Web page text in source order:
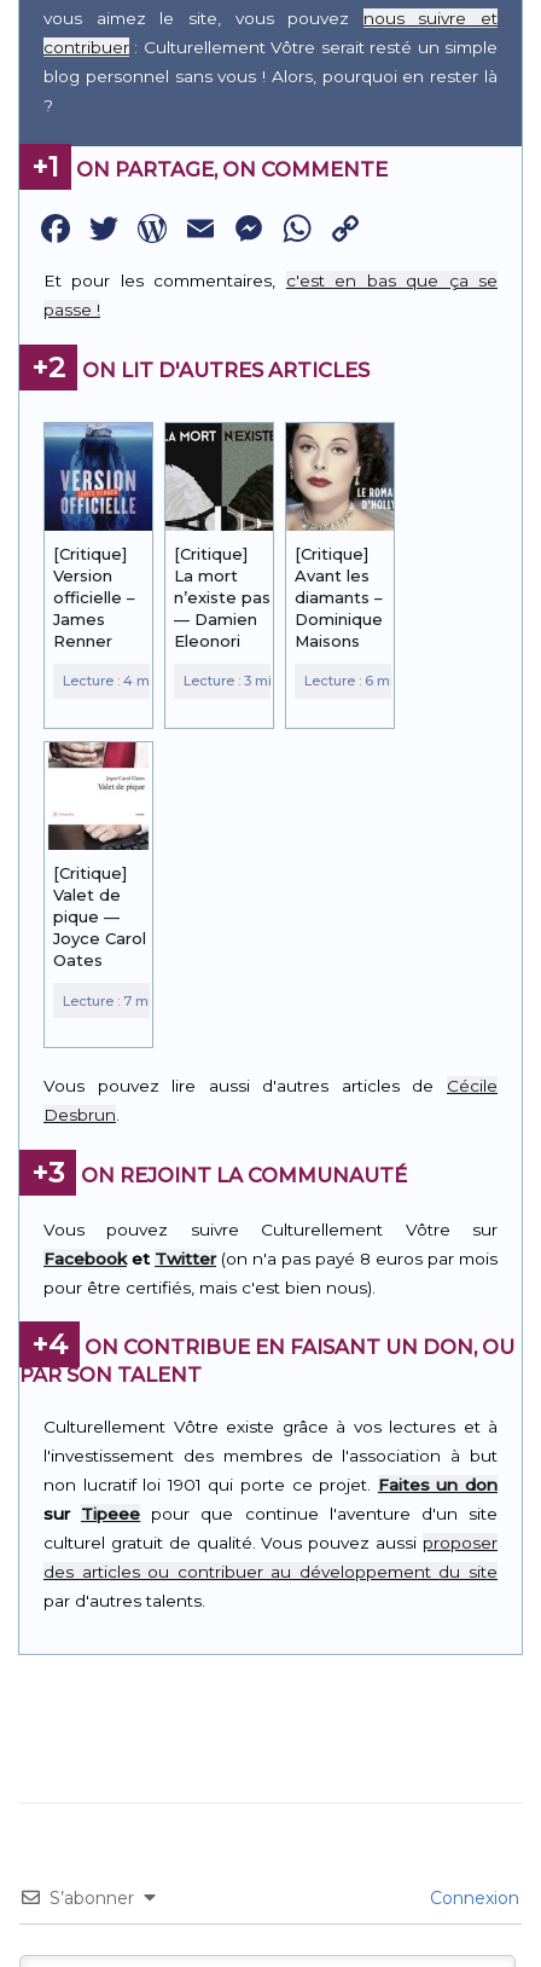
vous aimez le site, vous pouvez nous suivre et
contribuer : Culturellement Vôtre serait resté un simple
blog personnel sans vous ! Alors, pourquoi en rester là
?
+1 ON PARTAGE, ON COMMENTE
Facebook
Twitter
WordPress
EmailMessenger
WhatsApp
Link
Et pour les commentaires, c'est en bas que ça se
passe !
+2 ON LIT D'AUTRES ARTICLES
[Critique]
Version
officielle –
James
Renner
[Critique]
La mort
n’existe pas
— Damien
Eleonori
[Critique]
Avant les
diamants –
Dominique
Maisons
[Critique]
Valet de
pique —
Joyce Carol
Oates
Vous pouvez lire aussi d'autres articles de Cécile
Desbrun
+3 ON REJOINT LA COMMUNAUTÉ
Vous pouvez suivre Culturellement Vôtre sur
Facebooket Twitter(on n'a pas payé 8 euros par mois
pour être certifiés, mais c'est bien nous).
+4
ON CONTRIBUE EN FAISANT UN DON, OU
PAR SON TALENT
Culturellement Vôtre existe grâce à vos lectures et à
l'investissement des membres de l'association à but
non lucratif loi 1901 qui porte ce projet. Faites un don
sur Tipeee pour que continue l'aventure d'un site
culturel gratuit de qualité. Vous pouvez aussi proposer
des articles ou contribuer au développement du site
par d'autres talents.
S’abonner Connexion